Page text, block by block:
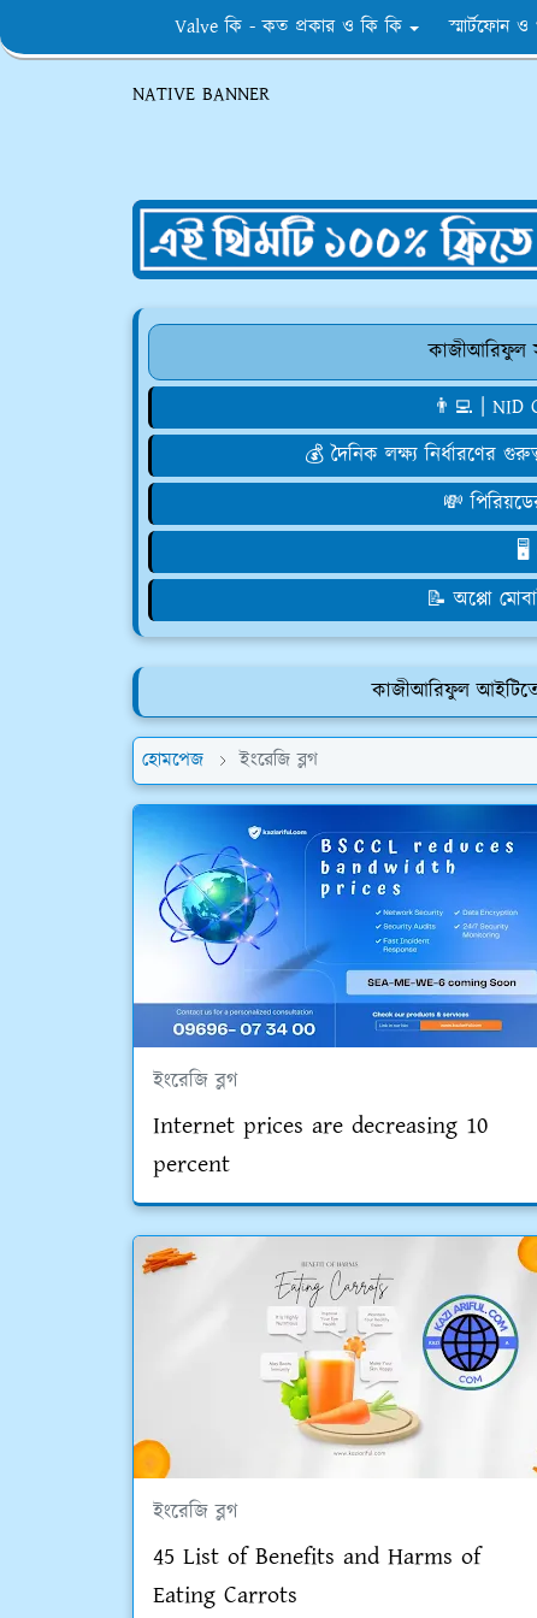
Valve কি - কত প্রকার ও কি কি স্মার্টফোন ও
NATIVE BANNER
কাজীআরিফুল
👨‍💻 | NID
💰 দৈনিক লক্ষ্য নির্ধারণের
💸
🖥️
📝 অপ্পো
কাজীআরিফুল আইটিতে
হোমপেজ ইংরেজি ব্লগ
ইংরেজি ব্লগ
Internet prices are decreasing 10
percent
ইংরেজি ব্লগ
45 List of Benefits and Harms of
Eating Carrots